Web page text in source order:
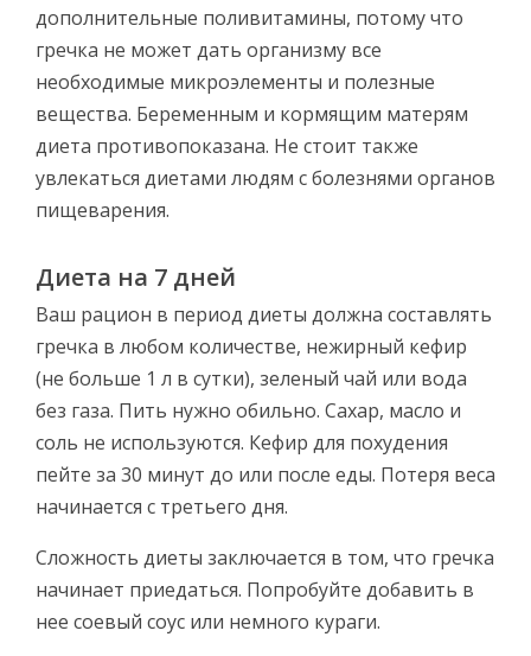
дополнительные поливитамины, потому что
гречка не может дать организму все
необходимые микроэлементы и полезные
вещества. Беременным и кормящим матерям
диета противопоказана. Не стоит также
увлекаться диетами людям с болезнями органов
пищеварения.
Диета на 7 дней
Ваш рацион в период диеты должна составлять
гречка в любом количестве, нежирный кефир
(не больше 1 л в сутки), зеленый чай или вода
без газа. Пить нужно обильно. Сахар, масло и
соль не используются. Кефир для похудения
пейте за 30 минут до или после еды. Потеря веса
начинается с третьего дня.
Сложность диеты заключается в том, что гречка
начинает приедаться. Попробуйте добавить в
нее соевый соус или немного кураги.